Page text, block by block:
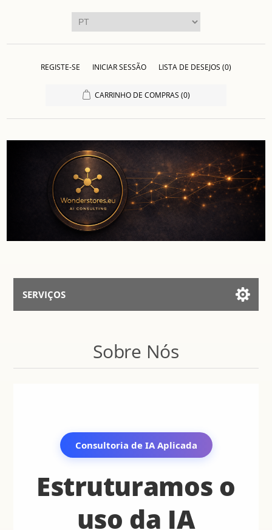
REGISTE-SE INICIAR SESSÃO LISTA DE DESEJOS (0)
CARRINHO DE COMPRAS (0)
SERVIÇOS
Falar Com AssistenteSobre Nós
Consultoria de IA Aplicada
Estruturamos o
uso da IA